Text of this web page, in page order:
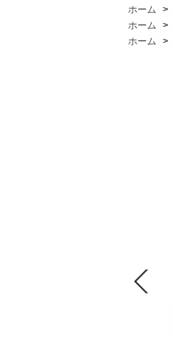
ホーム
ホーム
ホーム